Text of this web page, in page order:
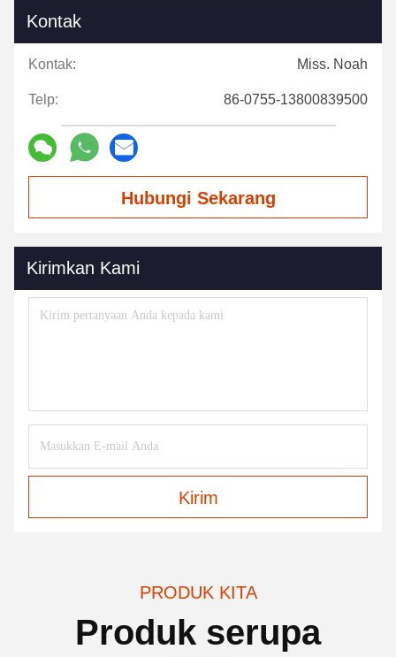
Kontak
Kontak: Miss. Noah
Telp: 86-0755-13800839500
Hubungi Sekarang
Kirimkan Kami
Kirim
PRODUK KITA
Produk serupa